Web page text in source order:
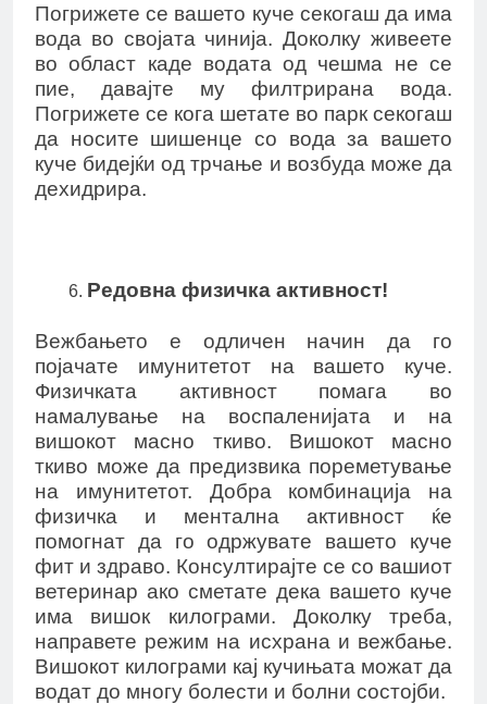
Погрижете се вашето куче секогаш да има
вода во својата чинија. Доколку живеете
во област каде водата од чешма не се
пие, давајте му филтрирана вода.
Погрижете се кога шетате во парк секогаш
да носите шишенце со вода за вашето
куче бидејќи од трчање и возбуда може да
дехидрира.
Редовна физичка активност!
Вежбањето е одличен начин да го
појачате имунитетот на вашето куче.
Физичката активност помага во
намалување на воспаленијата и на
вишокот масно ткиво. Вишокот масно
ткиво може да предизвика пореметување
на имунитетот. Добра комбинација на
физичка и ментална активност ќе
помогнат да го одржувате вашето куче
фит и здраво. Консултирајте се со вашиот
ветеринар ако сметате дека вашето куче
има вишок килограми. Доколку треба,
направете режим на исхрана и вежбање.
Вишокот килограми кај кучињата можат да
водат до многу болести и болни состојби.